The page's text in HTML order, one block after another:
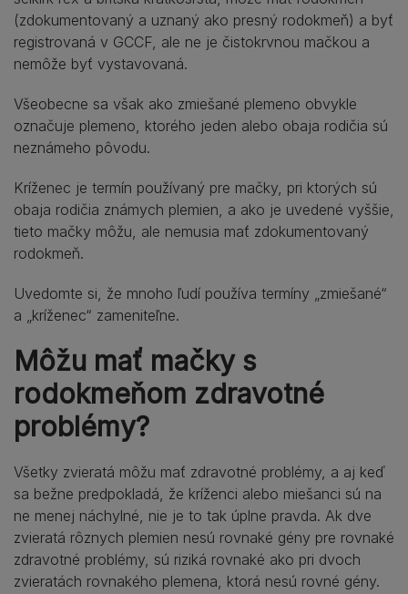
(zdokumentovaný a uznaný ako presný rodokmeň) a byť
registrovaná v GCCF, ale ne je čistokrvnou mačkou a
nemôže byť vystavovaná.
Všeobecne sa však ako zmiešané plemeno obvykle
označuje plemeno, ktorého jeden alebo obaja rodičia sú
neznámeho pôvodu.
Kríženec je termín používaný pre mačky, pri ktorých sú
obaja rodičia známych plemien, a ako je uvedené vyššie,
tieto mačky môžu, ale nemusia mať zdokumentovaný
rodokmeň.
Uvedomte si, že mnoho ľudí používa termíny „zmiešané“
a „kríženec“ zameniteľne.
Môžu mať mačky s
rodokmeňom zdravotné
problémy?
Všetky zvieratá môžu mať zdravotné problémy, a aj keď
sa bežne predpokladá, že kríženci alebo miešanci sú na
ne menej náchylné, nie je to tak úplne pravda. Ak dve
zvieratá rôznych plemien nesú rovnaké gény pre rovnaké
zdravotné problémy, sú riziká rovnaké ako pri dvoch
zvieratách rovnakého plemena, ktorá nesú rovné gény.